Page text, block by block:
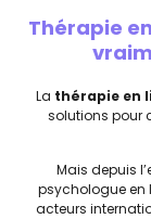
Thérapie
La thérapie en
solutions pour
Mais depuis
psychologue en
acteurs